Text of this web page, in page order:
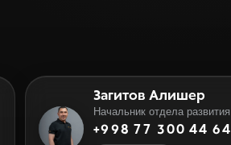
Загитов Алишер
Начальник отдела развития
+998 77 300 44 64